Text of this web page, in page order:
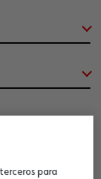
para